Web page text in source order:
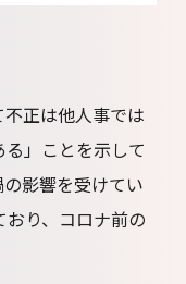
正は他人事では
」ことを示して
影響を受けてい
り、コロナ前の